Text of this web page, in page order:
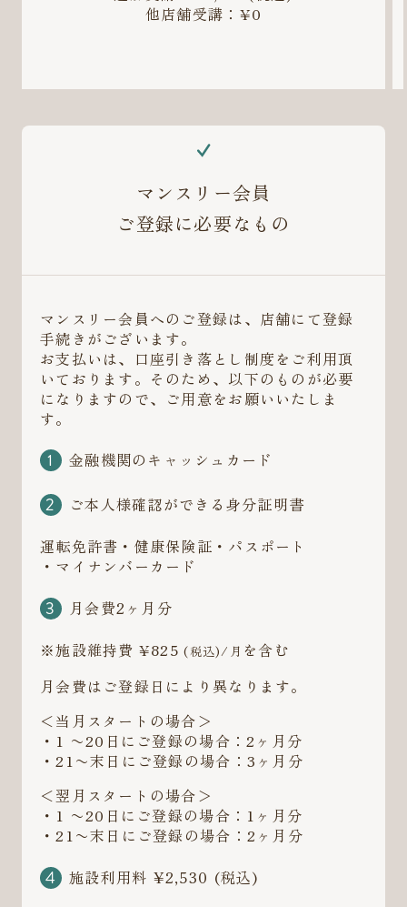
他店舗受講：¥0
マンスリー会員
ご登録に必要なもの
マンスリー会員へのご登録は、店舗にて登録
手続きがございます。
お支払いは、口座引き落とし制度をご利用頂
いております。そのため、以下のものが必要
になりますので、ご用意をお願いいたしま
す。
金融機関のキャッシュカード
ご本人様確認ができる身分証明書
運転免許書・健康保険証・パスポート
・マイナンバーカード
月会費2ヶ月分
※施設維持費 ¥825 (税込)/月 を含む
月会費はご登録日により異なります。
＜当月スタートの場合＞
・1 〜20日にご登録の場合：2ヶ月分
・21〜末日にご登録の場合：3ヶ月分
＜翌月スタートの場合＞
・1 〜20日にご登録の場合：1ヶ月分
・21〜末日にご登録の場合：2ヶ月分
施設利用料 ¥2,530 (税込)